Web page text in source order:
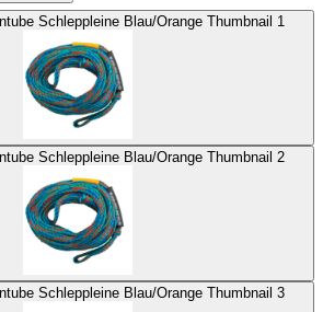
Jobe 4-Personen-Funtube Schleppleine Blau/Orange Thumbnail 1
Jobe 4-Personen-Funtube Schleppleine Blau/Orange Thumbnail 2
Jobe 4-Personen-Funtube Schleppleine Blau/Orange Thumbnail 3